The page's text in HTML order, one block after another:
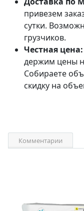
привезем
сутки.
грузчиков.
Честная цена:
держим цены
Собираете
скидку на
Комментарии